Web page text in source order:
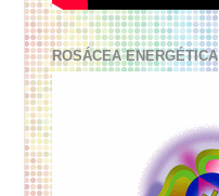
ROSÁCEA ENERGÉTICA